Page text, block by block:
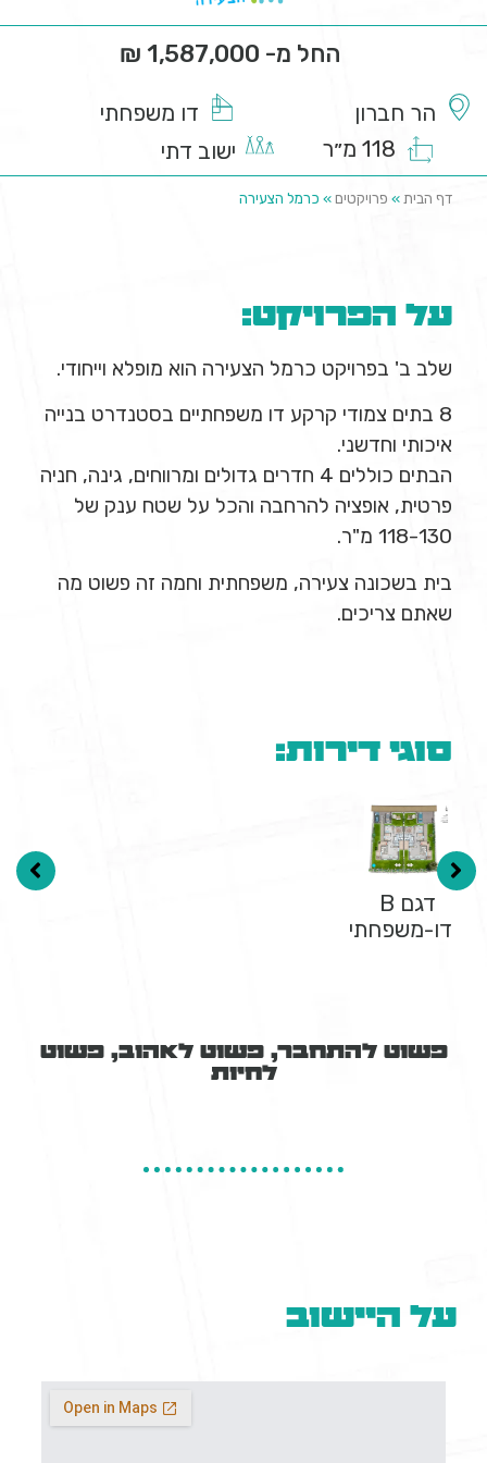
החל מ- 1,587,000 ₪
הר חברון
דו משפחתי
118 מ״ר
ישוב דתי
דף הבית » פרויקטים » כרמל הצעירה
על הפרויקט:
שלב ב' בפרויקט כרמל הצעירה הוא מופלא וייחודי.
8 בתים צמודי קרקע דו משפחתיים בסטנדרט בנייה
איכותי וחדשני.
הבתים כוללים 4 חדרים גדולים ומרווחים, גינה, חניה
פרטית, אופציה להרחבה והכל על שטח ענק של
118-130 מ"ר.
בית בשכונה צעירה, משפחתית וחמה זה פשוט מה
שאתם צריכים.
סוגי דירות:
דגם B
דו-משפחתי
פשוט להתחבר, פשוט לאהוב, פשוט
לחיות
על היישוב